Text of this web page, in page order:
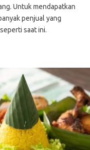
Untuk mendapatkan
penjual yang
saat ini.